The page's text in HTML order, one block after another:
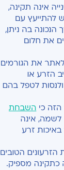
אינה תקינה,
להתייעץ עם
הנכונה בה ניתן,
את חלום
את הגורמים
הזרע או
לטפל בהם
כי השבחת
לשמה, אינה
זרע
הטובים
כתקינה מספיק.